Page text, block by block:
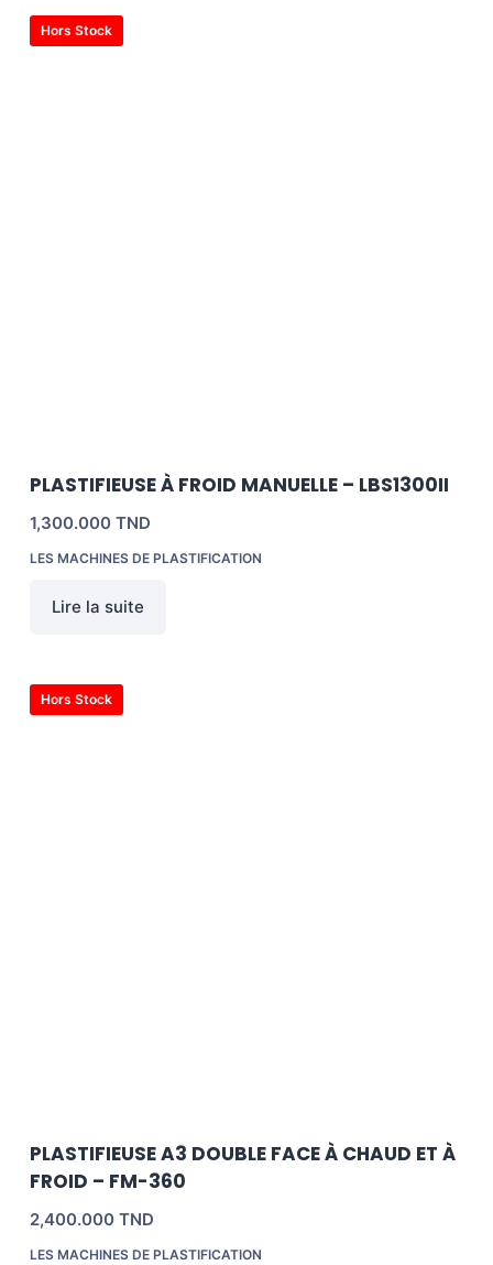
Hors Stock
PLASTIFIEUSE À FROID MANUELLE – LBS1300II
1,300.000 TND
LES MACHINES DE PLASTIFICATION
Lire la suite
Hors Stock
PLASTIFIEUSE A3 DOUBLE FACE À CHAUD ET À
FROID – FM-360
2,400.000 TND
LES MACHINES DE PLASTIFICATION